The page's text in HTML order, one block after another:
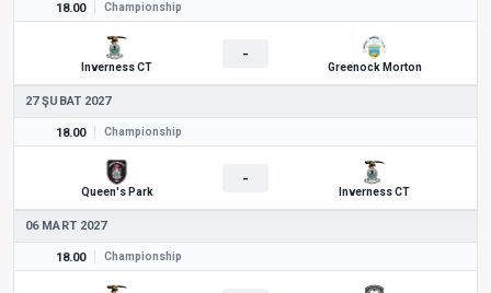
18.00 Championship
Inverness CT
-
Greenock Morton
27 ŞUBAT 2027
18.00 Championship
Queen's Park
-
Inverness CT
06 MART 2027
18.00 Championship